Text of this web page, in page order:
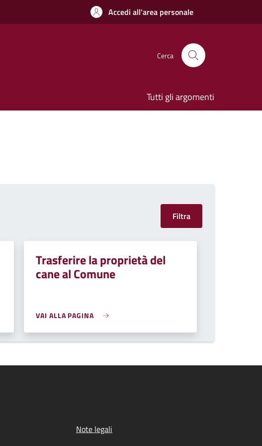
Accedi all'area personale
Cerca
Tutti gli argomenti
Trasferire la proprietà del
cane al Comune
VAI ALLA PAGINA
Note legali